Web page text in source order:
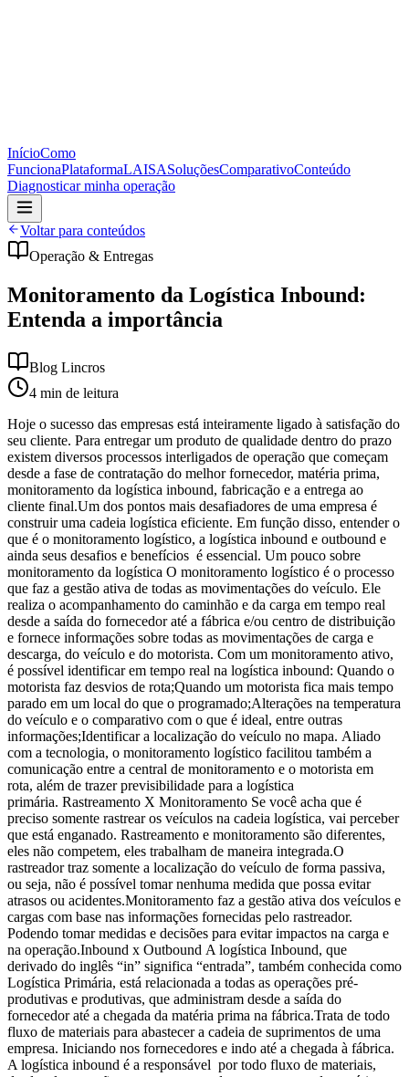
InícioComo
FuncionaPlataformaLAISASoluçõesComparativoConteúdo
Diagnosticar minha operação
Voltar para conteúdos
Operação & Entregas
Monitoramento da Logística Inbound:
Entenda a importância
Blog Lincros
4 min de leitura
Hoje o sucesso das empresas está inteiramente ligado à satisfação do
seu cliente. Para entregar um produto de qualidade dentro do prazo
existem diversos processos interligados de operação que começam
desde a fase de contratação do melhor fornecedor, matéria prima,
monitoramento da logística inbound, fabricação e a entrega ao
cliente final.Um dos pontos mais desafiadores de uma empresa é
construir uma cadeia logística eficiente. Em função disso, entender o
que é o monitoramento logístico, a logística inbound e outbound e
ainda seus desafios e benefícios é essencial. Um pouco sobre
monitoramento da logística O monitoramento logístico é o processo
que faz a gestão ativa de todas as movimentações do veículo. Ele
realiza o acompanhamento do caminhão e da carga em tempo real
desde a saída do fornecedor até a fábrica e/ou centro de distribuição
e fornece informações sobre todas as movimentações de carga e
descarga, do veículo e do motorista. Com um monitoramento ativo,
é possível identificar em tempo real na logística inbound: Quando o
motorista faz desvios de rota;Quando um motorista fica mais tempo
parado em um local do que o programado;Alterações na temperatura
do veículo e o comparativo com o que é ideal, entre outras
informações;Identificar a localização do veículo no mapa. Aliado
com a tecnologia, o monitoramento logístico facilitou também a
comunicação entre a central de monitoramento e o motorista em
rota, além de trazer previsibilidade para a logística
primária. Rastreamento X Monitoramento Se você acha que é
preciso somente rastrear os veículos na cadeia logística, vai perceber
que está enganado. Rastreamento e monitoramento são diferentes,
eles não competem, eles trabalham de maneira integrada.O
rastreador traz somente a localização do veículo de forma passiva,
ou seja, não é possível tomar nenhuma medida que possa evitar
atrasos ou acidentes.Monitoramento faz a gestão ativa dos veículos e
cargas com base nas informações fornecidas pelo rastreador.
Podendo tomar medidas e decisões para evitar impactos na carga e
na operação.Inbound x Outbound A logística Inbound, que
derivado do inglês “in” significa “entrada”, também conhecida como
Logística Primária, está relacionada a todas as operações pré-
produtivas e produtivas, que administram desde a saída do
fornecedor até a chegada da matéria prima na fábrica.Trata de todo
fluxo de materiais para abastecer a cadeia de suprimentos de uma
empresa. Iniciando nos fornecedores e indo até a chegada à fábrica.
A logística inbound é a responsável por todo fluxo de materiais,